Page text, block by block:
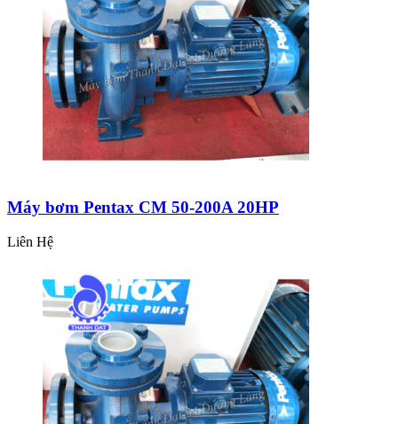
Máy bơm Pentax CM 50-200A 20HP
Liên Hệ